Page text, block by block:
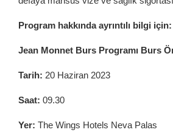
Program hakkında ayrıntılı bilgi için:
Jean Monnet Burs Programı Burs
Tarih: 20 Haziran 2023
Saat: 09.30
Yer: The Wings Hotels Neva Palas